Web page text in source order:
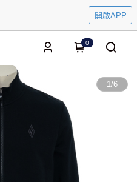
開啟APP
0
1/6